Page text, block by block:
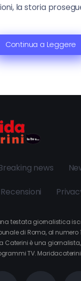
la storia
Continua a Leggere
news
Recensioni
testata giornalistica
di Roma, al numero
Caterini è una
TV.